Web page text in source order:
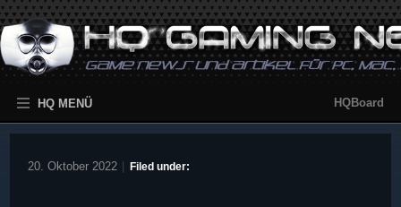
HQ MENÜ HQBoard
20. Oktober 2022 Filed under: